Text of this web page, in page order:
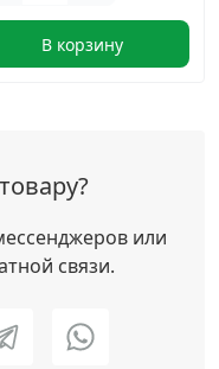
В корзину
или
связи.